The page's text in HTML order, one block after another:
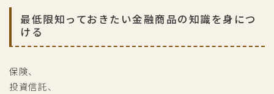
最低限知っておきたい金融商品の知識を身につ
ける
保険、
投資信託、